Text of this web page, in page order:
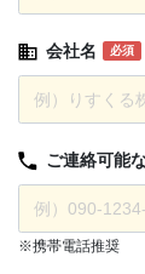
会社名 必須
ご連絡可能
※携帯電話推奨